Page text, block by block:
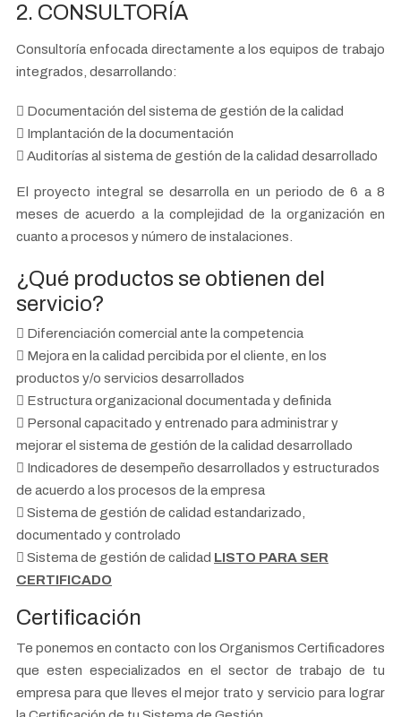
2. CONSULTORÍA
Consultoría enfocada directamente a los equipos de trabajo
integrados, desarrollando:
Documentación del sistema de gestión de la calidad
Implantación de la documentación
Auditorías al sistema de gestión de la calidad desarrollado
El proyecto integral se desarrolla en un periodo de 6 a 8
meses de acuerdo a la complejidad de la organización en
cuanto a procesos y número de instalaciones.
¿Qué productos se obtienen del
servicio?
Diferenciación comercial ante la competencia
Mejora en la calidad percibida por el cliente, en los
productos y/o servicios desarrollados
Estructura organizacional documentada y definida
Personal capacitado y entrenado para administrar y
mejorar el sistema de gestión de la calidad desarrollado
Indicadores de desempeño desarrollados y estructurados
de acuerdo a los procesos de la empresa
Sistema de gestión de calidad estandarizado,
documentado y controlado
Sistema de gestión de calidad LISTO PARA SER
CERTIFICADO
Certificación
Te ponemos en contacto con los Organismos Certificadores
que esten especializados en el sector de trabajo de tu
empresa para que lleves el mejor trato y servicio para lograr